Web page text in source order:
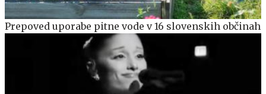
Prepoved uporabe pitne vode v 16 slovenskih občinah